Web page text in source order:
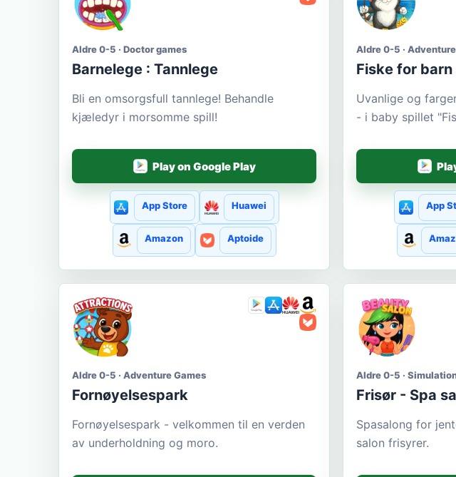
Aldre 0-5 · Doctor games
Barnelege : Tannlege
Bli en omsorgsfull tannlege! Behandle
kjæledyr i morsomme spill!
Play on Google Play
App Store Huawei
Amazon Aptoide
Aldre 0-5 ·
Fiske for barn
Uvanlige og
- i baby spillet
App
Aldre 0-5 · Adventure Games
Fornøyelsespark
Fornøyelsespark - velkommen til en verden
av underholdning og moro.
Aldre 0-5 ·
Frisør - Spa
Spasalong for
salon frisyrer.